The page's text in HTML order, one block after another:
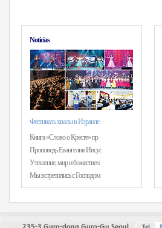
Noticias
Фестиваль хвалы в Израиле
Книга «Слово о Кресте» пр
Проповедь Евангелия Иисус
Утешение, мир и божествен
Мы встретились с Господом